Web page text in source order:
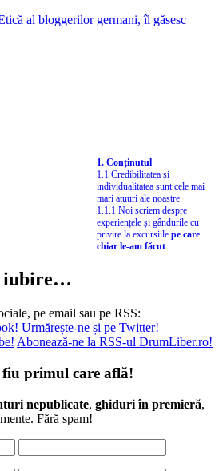
1. Conținutul
1.1 Credibilitatea și
individualitatea sunt cele mai
mari atuuri ale noastre.
1.1.1 Noi scriem despre
experiențele și gândurile cu
privire la excursiile pe care
chiar le-am făcut...
iubire…
pe email sau pe RSS:
Urmărește-ne și pe Twitter!
Abonează-ne la RSS-ul DrumLiber.ro!
fiu primul care află!
nepublicate, ghiduri în premieră,
Fără spam!